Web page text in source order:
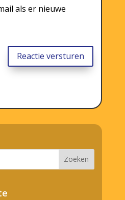
als er nieuwe
Reactie versturen